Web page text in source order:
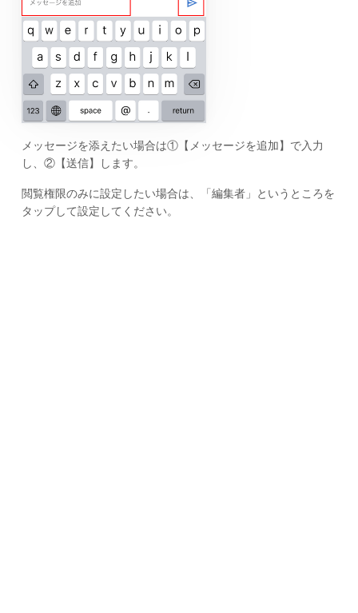
メッセージを添えたい場合は①【メッセージを追加】で入力
し、②【送信】します。
閲覧権限のみに設定したい場合は、「編集者」というところを
タップして設定してください。